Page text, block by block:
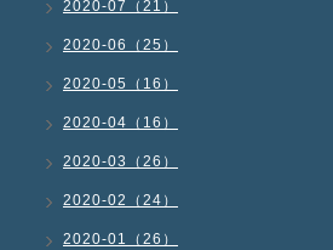
2020-07（21）
2020-06（25）
2020-05（16）
2020-04（16）
2020-03（26）
2020-02（24）
2020-01（26）